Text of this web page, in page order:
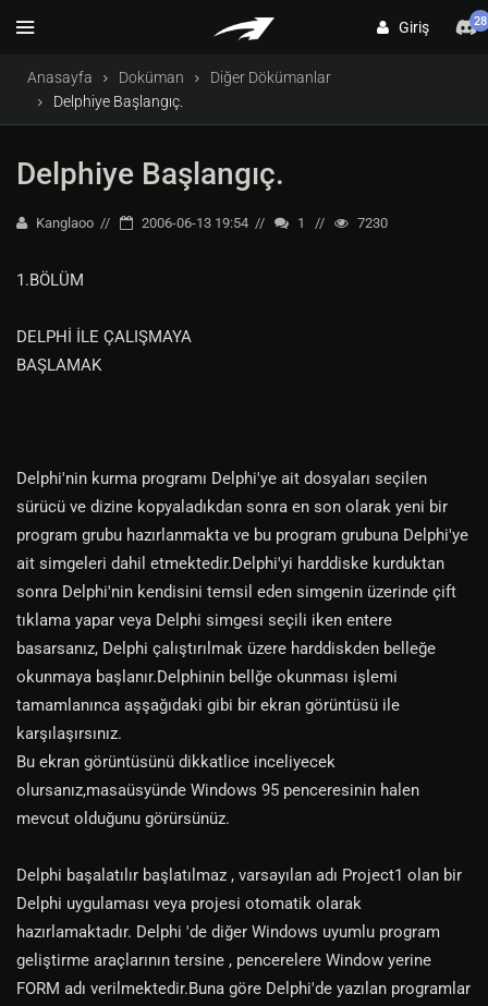
Giriş 28
Anasayfa Doküman
Diğer Dökümanlar
Delphiye Başlangıç.
Delphiye Başlangıç.
Kanglaoo 2006-06-13 19:54 1 7230
1.BÖLÜM
DELPHİ İLE ÇALIŞMAYA
BAŞLAMAK
Delphi'nin kurma programı Delphi'ye ait dosyaları seçilen
sürücü ve dizine kopyaladıkdan sonra en son olarak yeni bir
program grubu hazırlanmakta ve bu program grubuna Delphi'ye
ait simgeleri dahil etmektedir.Delphi'yi harddiske kurduktan
sonra Delphi'nin kendisini temsil eden simgenin üzerinde çift
tıklama yapar veya Delphi simgesi seçili iken entere
basarsanız, Delphi çalıştırılmak üzere harddiskden belleğe
okunmaya başlanır.Delphinin bellğe okunması işlemi
tamamlanınca aşşağıdaki gibi bir ekran görüntüsü ile
karşılaşırsınız.
Bu ekran görüntüsünü dikkatlice inceliyecek
olursanız,masaüsyünde Windows 95 penceresinin halen
mevcut olduğunu görürsünüz.
Delphi başalatılır başlatılmaz , varsayılan adı Project1 olan bir
Delphi uygulaması veya projesi otomatik olarak
hazırlamaktadır. Delphi 'de diğer Windows uyumlu program
geliştirme araçlarının tersine , pencerelere Window yerine
FORM adı verilmektedir.Buna göre Delphi'de yazılan programlar